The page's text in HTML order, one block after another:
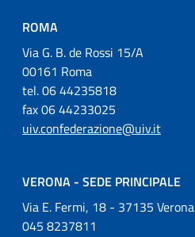
ROMA
Via G. B. de Rossi 15/A
00161 Roma
tel. 06 44235818
fax 06 44233025
uiv.confederazione@uiv.it
VERONA - SEDE PRINCIPALE
Via E. Fermi, 18 - 37135 Verona
045 8237811